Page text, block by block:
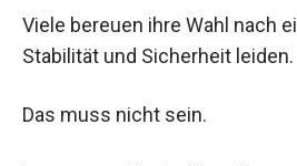
Viele bereuen ihre Wahl nach
Stabilität und Sicherheit leiden.
Das muss nicht sein.